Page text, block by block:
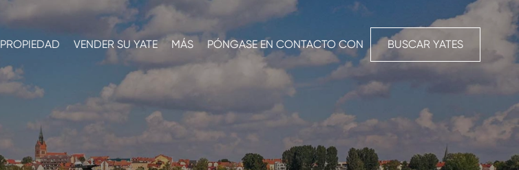
PROPIEDAD VENDER SU YATE MÁS PÓNGASE EN CONTACTO CON BUSCAR YATES